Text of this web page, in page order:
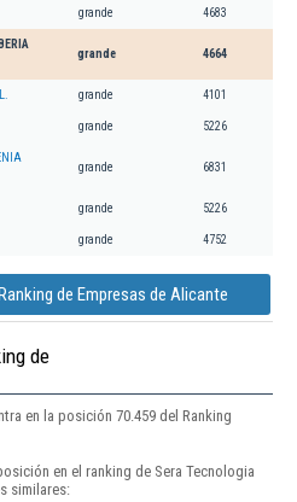
grande 4683
grande 4664
grande 4101
grande 5226
grande 6831
grande 5226
grande 4752
de Empresas de Alicante
de
en la posición 70.459 del Ranking
en el ranking de Sera Tecnologia
similares: